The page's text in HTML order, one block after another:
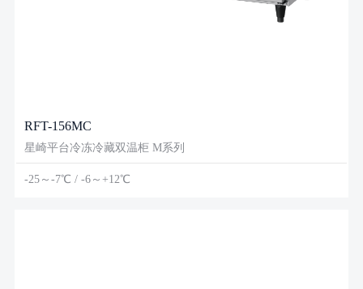
RFT-156MC
星崎平台冷冻冷藏双温柜 M系列
-25～-7℃ / -6～+12℃